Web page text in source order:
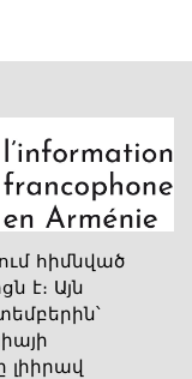
հիմնված
է։ Այն
լիիրավ